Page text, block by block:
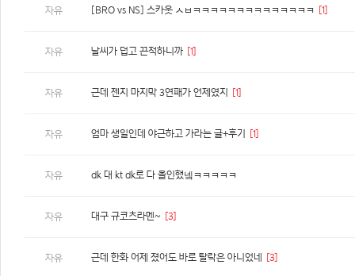
자유 [BRO vs NS] 스카웃 ㅅㅂㅋㅋㅋㅋㅋㅋㅋㅋㅋㅋㅋㅋㅋㅋ [1]
자유 날씨가 덥고 끈적하니까 [1]
자유 근데 젠지 마지막 3연패가 언제였지 [1]
자유 엄마 생일인데 야근하고 가라는 글+후기 [1]
자유 dk 대 kt dk로 다 올인했넼ㅋㅋㅋㅋㅋ
자유 대구 규코츠라멘~ [3]
자유 근데 한화 어제 졌어도 바로 탈락은 아니었네 [3]